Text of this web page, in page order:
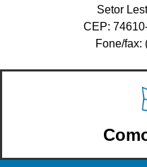
Setor
CEP:
Fone/fax: